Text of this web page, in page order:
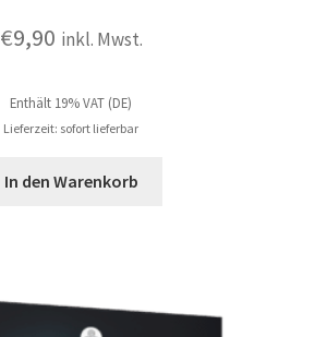
€9,90 inkl. Mwst.
Enthält 19% VAT (DE)
Lieferzeit: sofort lieferbar
In den Warenkorb